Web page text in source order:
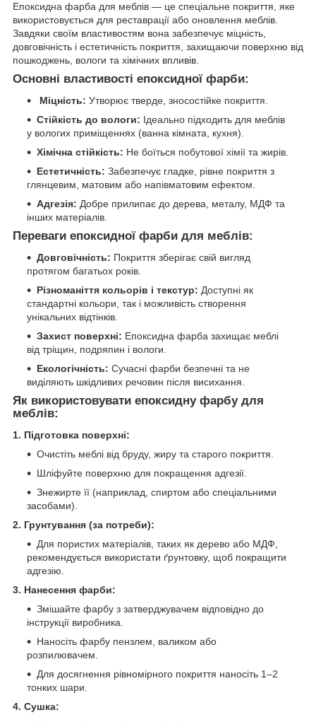
Епоксидна фарба для меблів — це спеціальне покриття, яке
використовується для реставрації або оновлення меблів.
Завдяки своїм властивостям вона забезпечує міцність,
довговічність і естетичність покриття, захищаючи поверхню від
пошкоджень, вологи та хімічних впливів.
Основні властивості епоксидної фарби:
Міцність: Утворює тверде, зносостійке покриття.
Стійкість до вологи: Ідеально підходить для меблів
у вологих приміщеннях (ванна кімната, кухня).
Хімічна стійкість: Не боїться побутової хімії та жирів.
Естетичність: Забезпечує гладке, рівне покриття з
глянцевим, матовим або напівматовим ефектом.
Адгезія: Добре прилипає до дерева, металу, МДФ та
інших матеріалів.
Переваги епоксидної фарби для меблів:
Довговічність: Покриття зберігає свій вигляд
протягом багатьох років.
Різноманіття кольорів і текстур: Доступні як
стандартні кольори, так і можливість створення
унікальних відтінків.
Захист поверхні: Епоксидна фарба захищає меблі
від тріщин, подряпин і вологи.
Екологічність: Сучасні фарби безпечні та не
виділяють шкідливих речовин після висихання.
Як використовувати епоксидну фарбу для
меблів:
1. Підготовка поверхні:
Очистіть меблі від бруду, жиру та старого покриття.
Шліфуйте поверхню для покращення адгезії.
Знежирте її (наприклад, спиртом або спеціальними
засобами).
2. Грунтування (за потреби):
Для пористих матеріалів, таких як дерево або МДФ,
рекомендується використати ґрунтовку, щоб покращити
адгезію.
3. Нанесення фарби:
Змішайте фарбу з затверджувачем відповідно до
інструкції виробника.
Наносіть фарбу пензлем, валиком або
розпилювачем.
Для досягнення рівномірного покриття наносіть 1–2
тонких шари.
4. Сушка: